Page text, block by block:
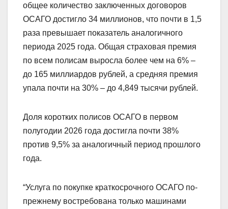
общее количество заключенных договоров
ОСАГО достигло 34 миллионов, что почти в 1,5
раза превышает показатель аналогичного
периода 2025 года. Общая страховая премия
по всем полисам выросла более чем на 6% –
до 165 миллиардов рублей, а средняя премия
упала почти на 30% – до 4,849 тысячи рублей.
Доля коротких полисов ОСАГО в первом
полугодии 2026 года достигла почти 38%
против 9,5% за аналогичный период прошлого
года.
“Услуга по покупке краткосрочного ОСАГО по-
прежнему востребована только машинами